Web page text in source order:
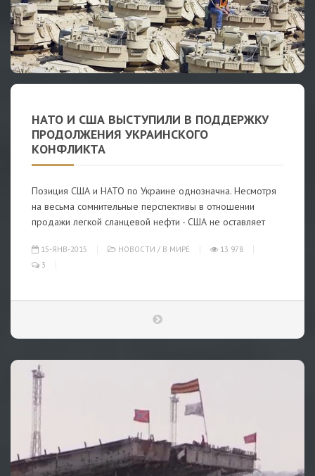
НАТО И США ВЫСТУПИЛИ В ПОДДЕРЖКУ
ПРОДОЛЖЕНИЯ УКРАИНСКОГО
КОНФЛИКТА
Позиция США и НАТО по Украине однозначна. Несмотря
на весьма сомнительные перспективы в отношении
продажи легкой сланцевой нефти - США не оставляет
15-ЯНВ-2015 НОВОСТИ / В МИРЕ
13 978
3